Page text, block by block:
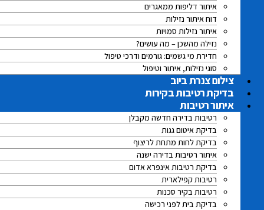
איתור דליפות ממאגרים
דוח איתור נזילות
איתור נזילות סמויות
נזילה מהשכן – מה עושים?
חדירת מי גשמים: גורמים ודרכי טיפול
סוגי נזילות, איתור וטיפול
צילום צנרת ביוב
בדיקת רטיבות בקירות
איתור רטיבות
רטיבות בדירה חדשה מקבלן
בדיקת איטום גגות
בדיקת לחות מתחת לריצוף
איתור רטיבות בדירה ישנה
בדיקת רטיבות אינפרא אדום
רטיבות קפילארית
רטיבות בקיר סכנות
בדיקת בית לפני רכישה